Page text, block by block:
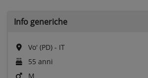
Info generiche
Vo' (PD) - IT
55 anni
M